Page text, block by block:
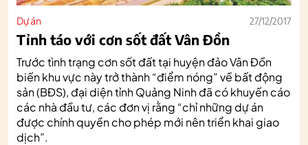
Dự án 27/12/2017
Tỉnh táo với cơn sốt đất Vân Đồn
Trước tình trạng cơn sốt đất tại huyện đảo Vân Đồn
biến khu vực này trở thành “điểm nóng” về bất động
sản (BĐS), đại diện tỉnh Quảng Ninh đã có khuyến cáo
các nhà đầu tư, các đơn vị rằng “chỉ những dự án
được chính quyền cho phép mới nên triển khai giao
dịch”.